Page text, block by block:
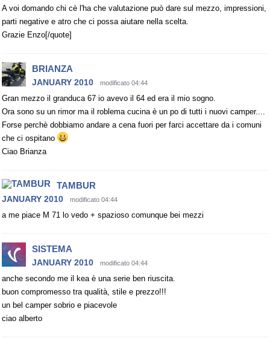
A voi domando chi cè l'ha che valutazione può dare sul mezzo, impressioni,
parti negative e atro che ci possa aiutare nella scelta.
Grazie Enzo[/quote]
BRIANZA
JANUARY 2010 modificato 04:44
Gran mezzo il granduca 67 io avevo il 64 ed era il mio sogno.
Ora sono su un rimor ma il roblema cucina è un po di tutti i nuovi camper....
Forse perchè dobbiamo andare a cena fuori per farci accettare da i comuni
che ci ospitano
Ciao Brianza
TAMBUR
JANUARY 2010 modificato 04:44
a me piace M 71 lo vedo + spazioso comunque bei mezzi
SISTEMA
JANUARY 2010 modificato 04:44
anche secondo me il kea è una serie ben riuscita.
buon compromesso tra qualità, stile e prezzo!!!
un bel camper sobrio e piacevole
ciao alberto